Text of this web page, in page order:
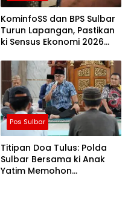
KominfoSS dan BPS Sulbar
Turun Lapangan, Pastikan
ki Sensus Ekonomi 2026
Akurat
Pos Sulbar
Titipan Doa Tulus: Polda
Sulbar Bersama ki Anak
Yatim Memohon